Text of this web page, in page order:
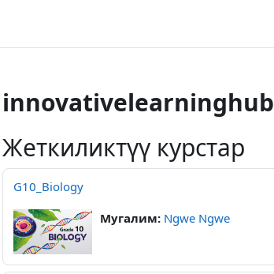
innovativelearninghub
Жеткиликтүү курстар
G10_Biology
Мугалим: Ngwe Ngwe